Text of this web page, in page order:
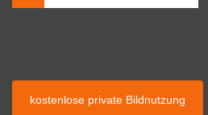
kostenlose private Bildnutzung